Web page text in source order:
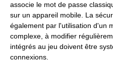
associe le mot de passe
sur un appareil mobile. La
également par l'utilisation d'un
complexe, à modifier
intégrés au jeu doivent être
connexions.